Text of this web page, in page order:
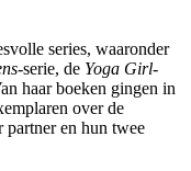
series, waaronder
-serie, de Yoga Girl-
haar boeken gingen in
over de
en hun twee